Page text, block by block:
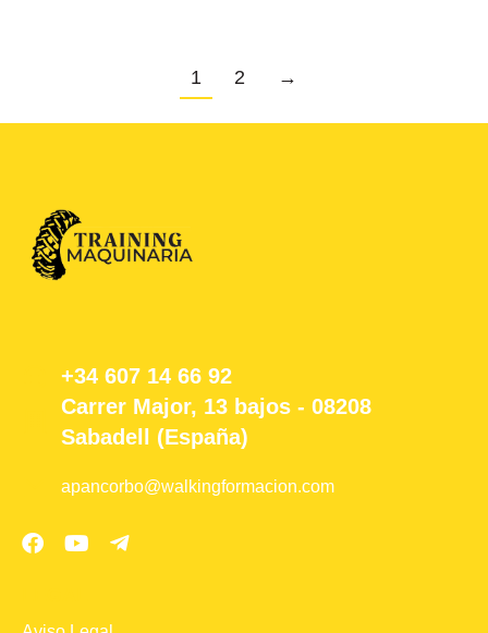
1 2 →
+34 607 14 66 92
Carrer Major, 13 bajos - 08208
Sabadell (España)
apancorbo@walkingformacion.com